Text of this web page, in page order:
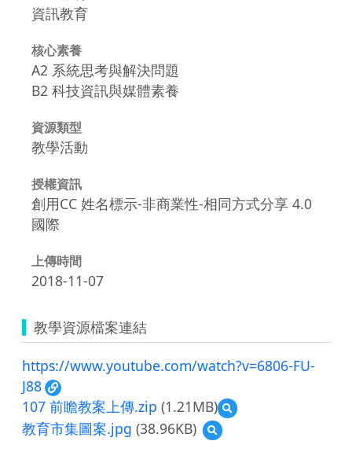
資訊教育
核心素養
A2 系統思考與解決問題
B2 科技資訊與媒體素養
資源類型
教學活動
授權資訊
創用CC 姓名標示-非商業性-相同方式分享 4.0
國際
上傳時間
2018-11-07
教學資源檔案連結
https://www.youtube.com/watch?v=6806-FU-
J88
107 前瞻教案上傳.zip (1.21MB)
預
覽
教育市集圖案.jpg (38.96KB)
預
覽